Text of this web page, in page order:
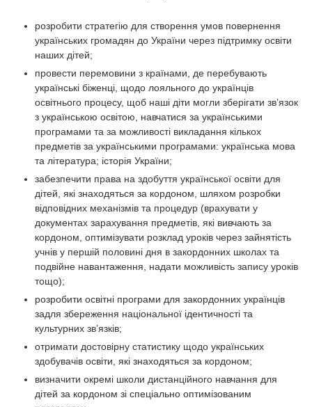
розробити стратегію для створення умов повернення
українських громадян до України через підтримку освіти
наших дітей;
провести перемовини з країнами, де перебувають
українські біженці, щодо лояльного до українців
освітнього процесу, щоб наші діти могли зберігати зв’язок
з українською освітою, навчатися за українськими
програмами та за можливості викладання кількох
предметів за українськими програмами: українська мова
та література; історія України;
забезпечити права на здобуття української освіти для
дітей, які знаходяться за кордоном, шляхом розробки
відповідних механізмів та процедур (врахувати у
документах зарахування предметів, які вивчають за
кордоном, оптимізувати розклад уроків через зайнятість
учнів у першій половині дня в закордонних школах та
подвійне навантаження, надати можливість запису уроків
тощо);
розробити освітні програми для закордонних українців
задля збереження національної ідентичності та
культурних зв’язків;
отримати достовірну статистику щодо українських
здобувачів освіти, які знаходяться за кордоном;
визначити окремі школи дистанційного навчання для
дітей за кордоном зі спеціально оптимізованим